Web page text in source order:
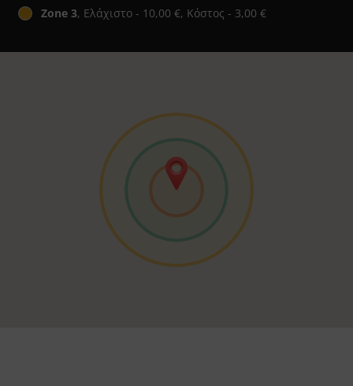
Zone 3, Ελάχιστο - 10,00 €, Κόστος - 3,00 €